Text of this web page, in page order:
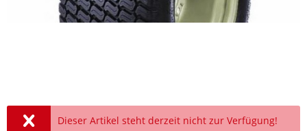
Dieser Artikel steht derzeit nicht zur Verfügung!